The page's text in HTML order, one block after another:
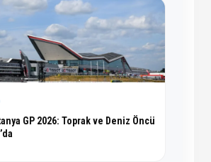
GP 2026: Toprak ve Deniz Öncü